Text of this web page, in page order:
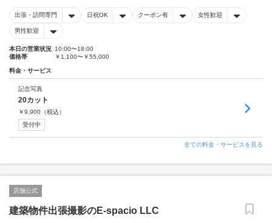
出張・訪問専門 日祝OK クーポン有 女性歓迎
男性歓迎
本日の営業状況 10:00〜18:00
価格帯
￥1,100〜￥55,000
料金・サービス
記念写真
20カット
￥9,900 （税込）
受付中
全ての料金・サービスを見る
店舗公式
建築物件出張撮影のE-spacio LLC